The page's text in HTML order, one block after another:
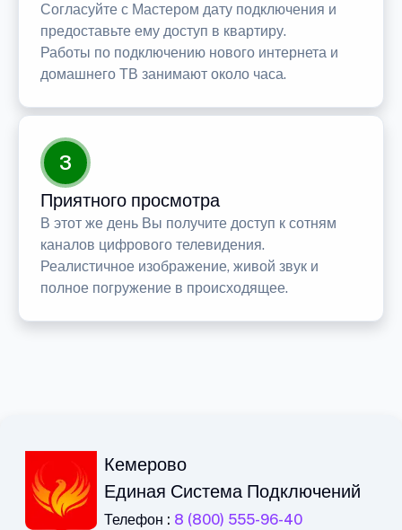
Согласуйте с Мастером дату подключения и
предоставьте ему доступ в квартиру.
Работы по подключению нового интернета и
домашнего ТВ занимают около часа.
3
Приятного просмотра
В этот же день Вы получите доступ к сотням
каналов цифрового телевидения.
Реалистичное изображение, живой звук и
полное погружение в происходящее.
Кемерово
Единая Система Подключений
Телефон : 8 (800) 555-96-40